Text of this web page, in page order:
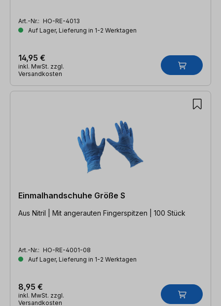
Art.-Nr.: HO-RE-4013
Auf Lager, Lieferung in 1-2 Werktagen
14,95 €
inkl. MwSt. zzgl.
Versandkosten
Einmalhandschuhe Größe S
Aus Nitril | Mit angerauten Fingerspitzen | 100 Stück
Art.-Nr.: HO-RE-4001-08
Auf Lager, Lieferung in 1-2 Werktagen
8,95 €
inkl. MwSt. zzgl.
Versandkosten